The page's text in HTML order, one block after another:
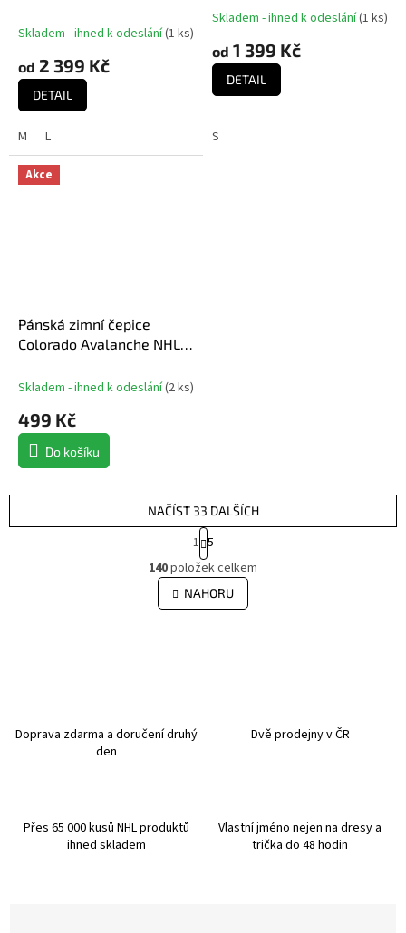
Skladem - ihned k odeslání(1 ks)
od 2 399 Kč
DETAIL
M L
Hoodie
Průměrné
produktu
je
5,0
hvězdiček.
Skladem - ihned k odeslání(1 ks)
od 1 399 Kč
DETAIL
S
Akce
Pánská zimní čepice
Colorado Avalanche NHL
Cuffed Beanie
Skladem - ihned k odeslání(2 ks)
499 Kč
Do košíku
O
v
l
á
NAČÍST 33 DALŠÍCH
S
t
r
á
n
k
1 5
140položek celkem
NAHORU
Doprava zdarma a doručení druhý
den
Dvě prodejny v ČR
Přes 65 000 kusů NHL produktů
ihned skladem
Vlastní jméno nejen na dresy a
trička do 48 hodin